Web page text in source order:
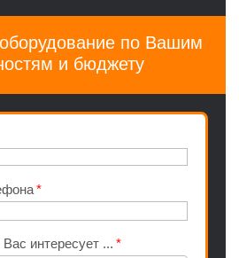
по Вашим
и бюджету
интересует ...